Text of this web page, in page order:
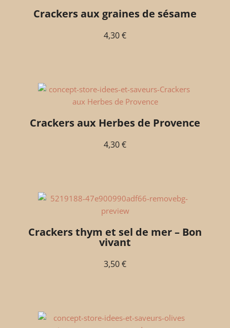
Crackers aux graines de sésame
4,30€
Crackers aux Herbes de Provence
4,30€
Crackers thym et sel de mer – Bon
vivant
3,50€